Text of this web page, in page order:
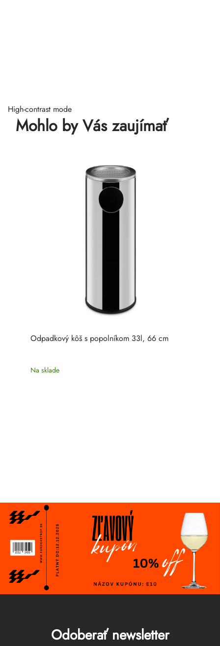
High-contrast mode
Mohlo by Vás zaujímať
Odpadkový kôš s popolníkom 33l, 66 cm
Na sklade
Odoberať newsletter